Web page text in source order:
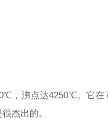
，沸点达4250℃。它在
杰出的。